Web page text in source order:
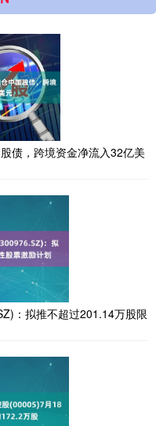
债，跨境资金净流入32亿美
：拟推不超过201.14万股限